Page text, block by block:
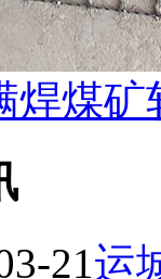
焊煤
21运